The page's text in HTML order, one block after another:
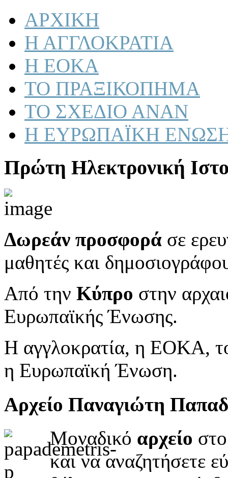
ΑΡΧΙΚΗ
Η ΑΓΓΛΟΚΡΑΤΙΑ
Η ΕΟΚΑ
ΤΟ ΠΡΑΞΙΚΟΠΗΜΑ
ΤΟ ΣΧΕΔΙΟ ΑΝΑΝ
Η ΕΥΡΩΠΑΪΚΗ
Πρώτη Ηλεκτρονική
Δωρεάν προσφορά σε
μαθητές και
Από την Κύπρο στην
Ευρωπαϊκής Ένωσης.
Η αγγλοκρατία, η ΕΟΚΑ,
η Ευρωπαϊκή Ένωση.
Αρχείο Παναγιώτη
Μοναδικό αρχείο
και να αναζητήσετε